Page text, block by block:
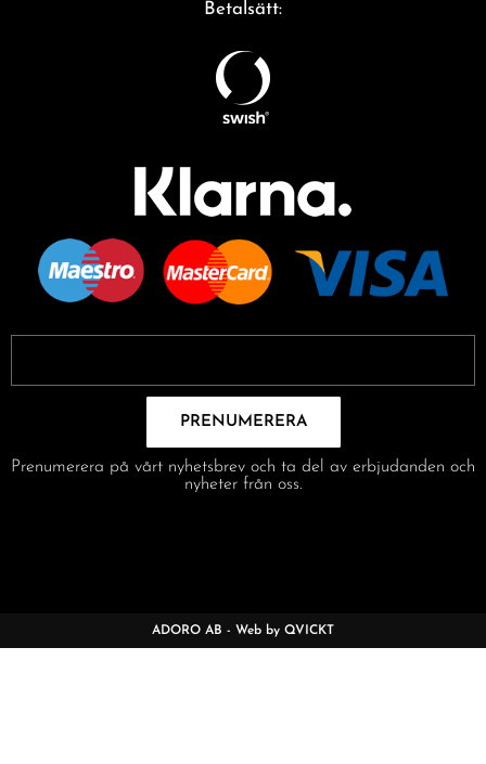
Betalsätt:
PRENUMERERA
Prenumerera på vårt nyhetsbrev och ta del av erbjudanden och
nyheter från oss.
ADORO AB - Web by QVICKT